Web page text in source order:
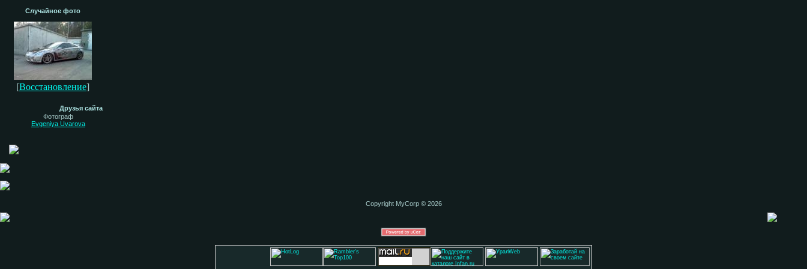
Случайное фото
[Восстановление]
Друзья сайта
Фотограф
Evgeniya Uvarova
Copyright MyCorp © 2026